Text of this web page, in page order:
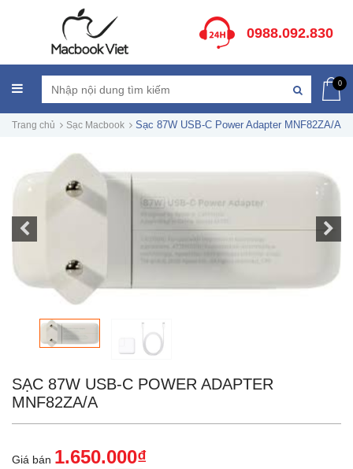
0988.092.830
0
Trang chủ Sạc Macbook Sạc 87W USB-C Power Adapter MNF82ZA/A
SẠC 87W USB-C POWER ADAPTER
MNF82ZA/A
Giá bán 1.650.000₫